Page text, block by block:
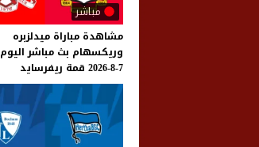
مباشر
مشاهدة مباراة ميدلزبره
وريكسهام بث مباشر اليوم
7-8-2026
قمة ريفرسايد